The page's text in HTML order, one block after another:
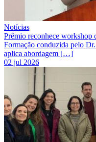
Notícias
Prêmio reconhece workshop
Formação conduzida pelo
aplica abordagem […]
02 jul 2026